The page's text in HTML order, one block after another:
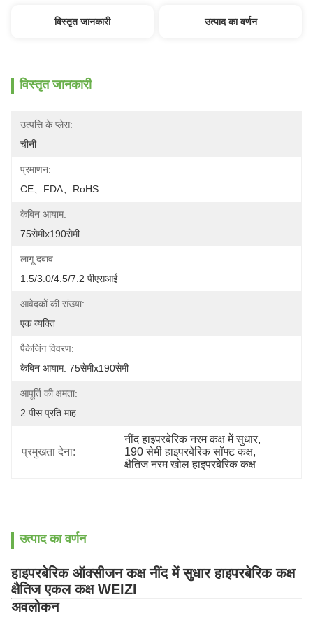
विस्तृत जानकारी उत्पाद का वर्णन
विस्तृत जानकारी
उत्पत्ति के प्लेस:
चीनी
प्रमाणन:
CE、FDA、RoHS
केबिन आयाम:
75सेमीx190सेमी
लागू दबाव:
1.5/3.0/4.5/7.2 पीएसआई
आवेदकों की संख्या:
एक व्यक्ति
पैकेजिंग विवरण:
केबिन आयाम: 75सेमीx190सेमी
आपूर्ति की क्षमता:
2 पीस प्रति माह
प्रमुखता देना:
नींद हाइपरबेरिक नरम कक्ष में सुधार,
190 सेमी हाइपरबेरिक सॉफ्ट कक्ष,
क्षैतिज नरम खोल हाइपरबेरिक कक्ष
उत्पाद का वर्णन
हाइपरबेरिक ऑक्सीजन कक्ष नींद में सुधार हाइपरबेरिक कक्ष
क्षैतिज एकल कक्ष WEIZI
अवलोकन